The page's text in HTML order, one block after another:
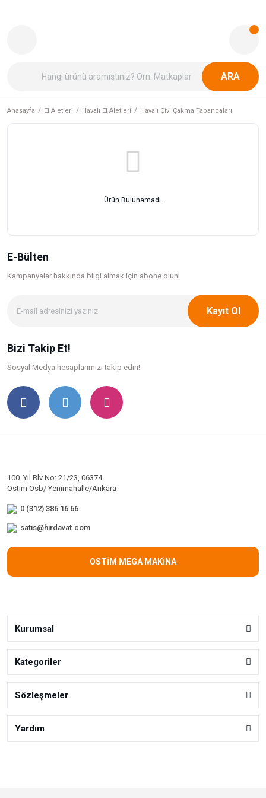
ARA
Anasayfa El Aletleri Havalı El Aletleri Havalı Çivi Çakma Tabancaları
Ürün Bulunamadı.
E-Bülten
Kampanyalar hakkında bilgi almak için abone olun!
Kayıt Ol
Bizi Takip Et!
Sosyal Medya hesaplarımızı takip edin!
100. Yıl Blv No: 21/23, 06374
Ostim Osb/ Yenimahalle/Ankara
0 (312) 386 16 66
satis@hirdavat.com
OSTİM MEGA MAKİNA
Kurumsal
Kategoriler
Sözleşmeler
Yardım